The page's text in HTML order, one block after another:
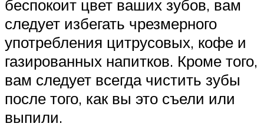
беспокоит цвет ваших зубов, вам
следует избегать чрезмерного
употребления цитрусовых, кофе и
газированных напитков. Кроме того,
вам следует всегда чистить зубы
после того, как вы это съели или
выпили.